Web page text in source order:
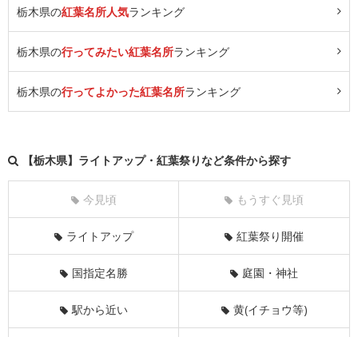
栃木県の紅葉名所人気ランキング
栃木県の行ってみたい紅葉名所ランキング
栃木県の行ってよかった紅葉名所ランキング
【栃木県】ライトアップ・紅葉祭りなど条件から探す
今見頃 もうすぐ見頃
ライトアップ 紅葉祭り開催
国指定名勝 庭園・神社
駅から近い 黄(イチョウ等)